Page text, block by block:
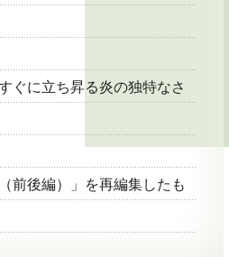
ぐに立ち昇る炎の独特なさ
前後編）」を再編集したも